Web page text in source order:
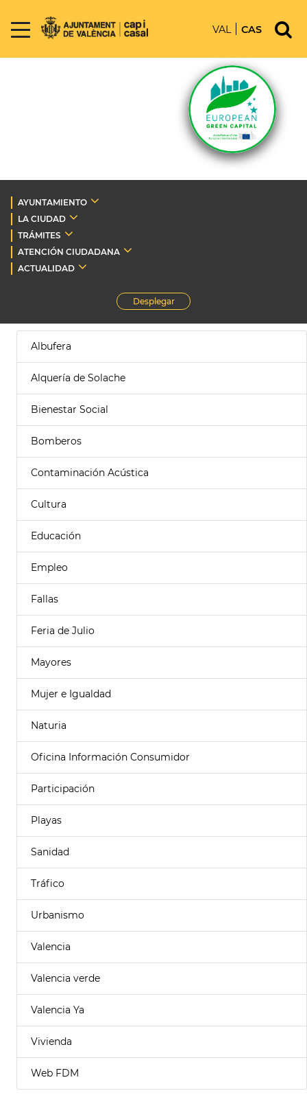
VAL CAS
AYUNTAMIENTO
LA CIUDAD
TRÁMITES
ATENCIÓN CIUDADANA
ACTUALIDAD
Desplegar
Albufera
Alquería de Solache
Bienestar Social
Bomberos
Contaminación Acústica
Cultura
Educación
Empleo
Fallas
Feria de Julio
Mayores
Mujer e Igualdad
Naturia
Oficina Información Consumidor
Participación
Playas
Sanidad
Tráfico
Urbanismo
Valencia
Valencia verde
Valencia Ya
Vivienda
Web FDM